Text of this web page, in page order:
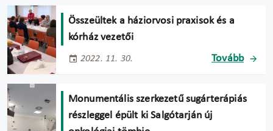
Összeültek a háziorvosi praxisok és a
kórház vezetői
2022. 11. 30. Tovább
Monumentális szerkezetű sugárterápiás
részleggel épült ki Salgótarján új